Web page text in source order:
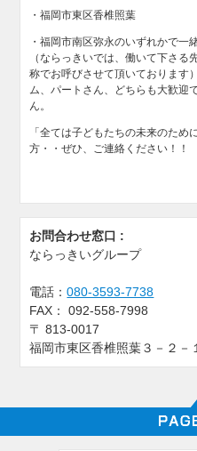
・福岡市東区香椎照葉
・福岡市南区弥永のいずれかで一
（ならっきいでは、働いて下さ
称でお呼びさせて頂いております
ム、パートさん、どちらも大歓迎
ん。
「全ては子どもたちの未来のた
方・・ぜひ、ご連絡ください！！
お問合わせ窓口 :
ならっきいグループ
電話：080-3593-7738
FAX：
092-558-7998
〒813-0017
福岡市東区香椎照葉３－２